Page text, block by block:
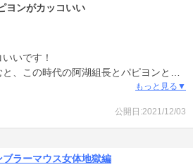
ヨンがカッコいい
いです！
、この時代の阿湖組長とパピヨンとの
っと複雑な気持ちになりますが。もっと見る▼
公開日:2021/12/03
ブラーマウス女体地獄編